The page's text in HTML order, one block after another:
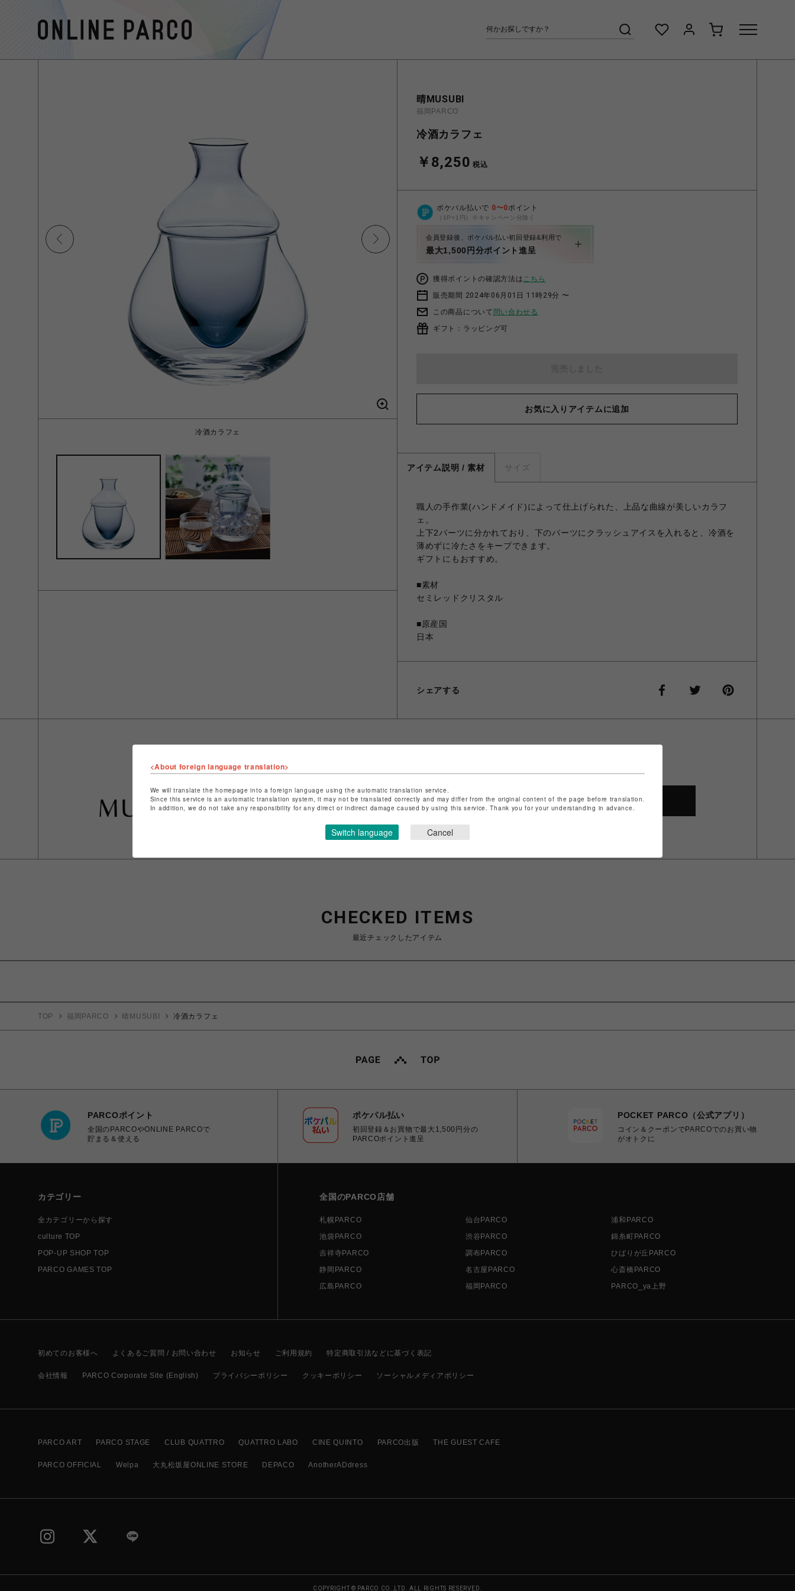
冷酒カラフェ
晴MUSUBI
福岡PARCO
冷酒カラフェ
￥8,250 税込
ポケパル払いで 0〜0ポイント
（1P=1円）※キャンペーン分除く
会員登録後、ポケパル払い初回登録&利用で
最大1,500円分ポイント進呈
獲得ポイントの確認方法はこちら
販売期間 2024年06月01日 11時29分 〜
この商品について 問い合わせる
ギフト：ラッピング可
お気に入りアイテムに追加
アイテム説明 / 素材 サイズ
職人の手作業(ハンドメイド)によって仕上げられた、上品な曲線が美しいカラフ
ェ。
上下2パーツに分かれており、下のパーツにクラッシュアイスを入れると、冷酒を
薄めずに冷たさをキープできます。
ギフトにもおすすめ。
■素材
セミレッドクリスタル
■原産国
日本
シェアする
ショップ名
晴MUSUBI
店舗名
福岡PARCO
特定商取引法など法令に基づく表記はこちら
ショップお問い合わせは
こちら
SHOP TOP
CHECKED ITEMS
最近チェックしたアイテム
TOP 福岡PARCO 晴MUSUBI 冷酒カラフェ
PARCOポイント
全国のPARCOやONLINE PARCOで
貯まる＆使える
ポケパル払い
初回登録＆お買物で最大1,500円分の
PARCOポイント進呈
POCKET PARCO（公式アプリ）
コイン＆クーポンでPARCOでのお買い物
がオトクに
カテゴリー
全カテゴリーから探す
culture TOP
POP-UP SHOP TOP
PARCO GAMES TOP
全国のPARCO店舗
札幌PARCO 仙台PARCO
浦和PARCO
池袋PARCO
渋谷PARCO
錦糸町PARCO
吉祥寺PARCO
調布PARCO
ひばりが丘PARCO
静岡PARCO
名古屋PARCO
心斎橋PARCO
広島PARCO
福岡PARCO PARCO_ya上野
初めてのお客様へ よくあるご質問 / お問い合わせ お知らせ ご利用規約 特定商取引法などに基づく表記
会社情報 PARCO Corporate Site (English) プライバシーポリシー クッキーポリシー ソーシャルメディアポリシー
PARCO ART PARCO STAGE CLUB QUATTRO QUATTRO LABO CINE QUINTO PARCO出版 THE GUEST CAFE
PARCO OFFICIAL Welpa 大丸松坂屋ONLINE STORE DEPACO AnotherADdress
COPYRIGHT © PARCO CO.,LTD. ALL RIGHTS RESERVED.
<About foreign language translation>
We will translate the homepage into a foreign language using the automatic translation service.
Since this service is an automatic translation system, it may not be translated correctly and may differ from the original content of the page before translation.
In addition, we do not take any responsibility for any direct or indirect damage caused by using this service. Thank you for your understanding in advance.
Switch language Cancel